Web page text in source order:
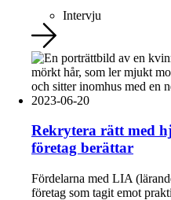
Intervju
2023-06-20
Rekrytera rätt med
företag berättar
Fördelarna med LIA
företag som tagit emot